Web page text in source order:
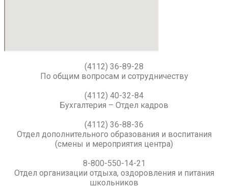
(4112) 36-89-28
По общим вопросам и сотрудничеству
(4112) 40-32-84
Бухгалтерия – Отдел кадров
(4112) 36-88-36
Отдел дополнительного образования и воспитания
(смены и мероприятия центра)
8-800-550-14-21
Отдел организации отдыха, оздоровления и питания
школьников